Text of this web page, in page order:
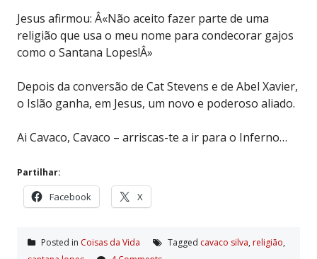
Jesus afirmou: Â«Não aceito fazer parte de uma
religião que usa o meu nome para condecorar gajos
como o Santana Lopes!Â»
Depois da conversão de Cat Stevens e de Abel Xavier,
o Islão ganha, em Jesus, um novo e poderoso aliado.
Ai Cavaco, Cavaco – arriscas-te a ir para o Inferno…
Partilhar:
Facebook X
Posted in Coisas da Vida Tagged cavaco silva, religião,